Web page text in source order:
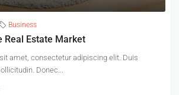
Business
Real Estate Market
amet, consectetur adipiscing elit. Duis
Donec...